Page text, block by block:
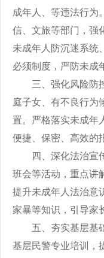
成年人、等违法行为
信、文旅等部门，强
未成年人防沉迷系统
必须制度，严防未成
三、 强化风险防
庭子女、有不良行为
置。严格落实未成年
便捷、保密、高效的
四、 深化法治宣
班会等活动，重点讲
提升未成年人法治意
家暴等知识，引导家
五、 夯实基层基
基层民警专业培训，